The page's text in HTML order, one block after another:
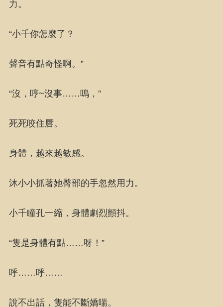
力。
“小千你怎麼了？
聲音有點奇怪啊。”
“沒，哼~沒事……嗚，”
死死咬住唇。
身體，越來越敏感。
沐小小抓著她臀部的手忽然用力。
小千瞳孔一縮，身體劇烈顫抖。
“隻是身體有點……呀！”
呼……呼……
說不出話，隻能不斷嬌喘。